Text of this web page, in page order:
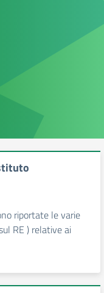
riportate le varie
RE ) relative ai